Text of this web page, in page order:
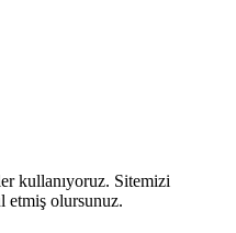
kullanıyoruz. Sitemizi
etmiş olursunuz.